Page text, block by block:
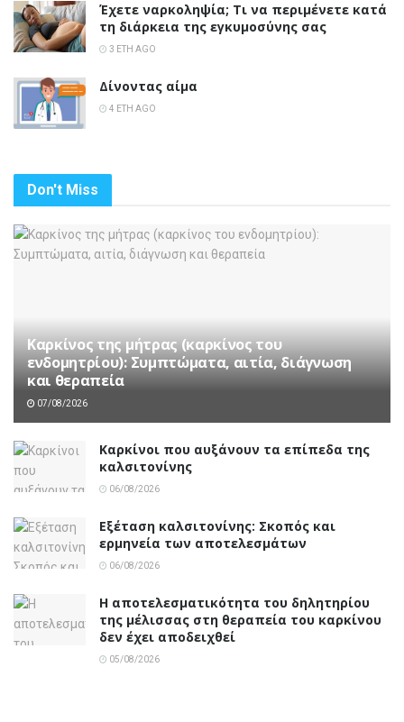
Έχετε ναρκοληψία; Τι να περιμένετε κατά
τη διάρκεια της εγκυμοσύνης σας
3 ΈΤΗ AGO
Δίνοντας αίμα
4 ΈΤΗ AGO
Don't Miss
Καρκίνος της μήτρας (καρκίνος του
ενδομητρίου): Συμπτώματα, αιτία, διάγνωση
και θεραπεία
07/08/2026
Καρκίνοι που αυξάνουν τα επίπεδα της
καλσιτονίνης
06/08/2026
Εξέταση καλσιτονίνης: Σκοπός και
ερμηνεία των αποτελεσμάτων
06/08/2026
Η αποτελεσματικότητα του δηλητηρίου
της μέλισσας στη θεραπεία του καρκίνου
δεν έχει αποδειχθεί
05/08/2026